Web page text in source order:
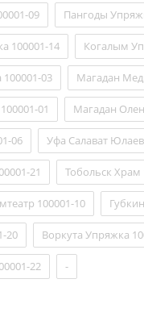
09 Пангоды
100001-14 Когалым
03 Магадан
01 Магадан
06 Уфа Салават
21 Тобольск Храм
100001-10
20 Воркута Упряжка
22 -